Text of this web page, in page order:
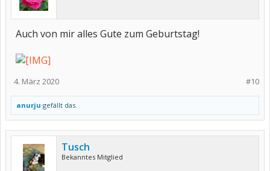
Auch von mir alles Gute zum Geburtstag!
#10
4. März 2020
anurju gefällt das.
Tusch
Bekanntes Mitglied